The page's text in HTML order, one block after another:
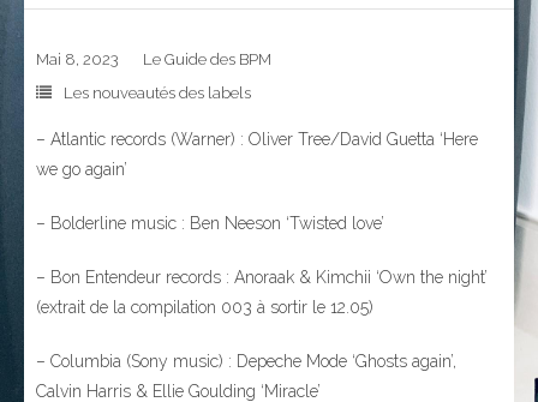
Mai 8, 2023
Le Guide des BPM
Les nouveautés des labels
– Atlantic records (Warner) : Oliver Tree/David Guetta ‘Here
we go again’
– Bolderline music : Ben Neeson ‘Twisted love’
– Bon Entendeur records : Anoraak & Kimchii ‘Own the night’
(extrait de la compilation 003 à sortir le 12.05)
– Columbia (Sony music) : Depeche Mode ‘Ghosts again’,
Calvin Harris & Ellie Goulding ‘Miracle’